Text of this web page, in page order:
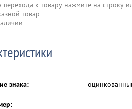
перехода к товару нажмите на строку
товар
знака: